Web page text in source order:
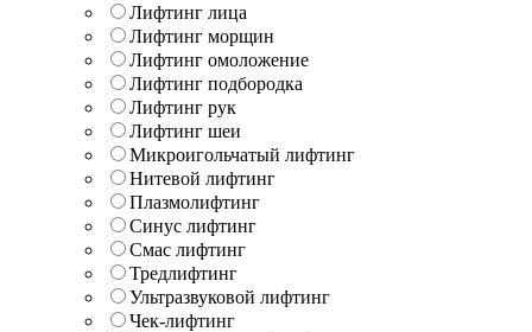
Лифтинг лица
Лифтинг морщин
Лифтинг омоложение
Лифтинг подбородка
Лифтинг рук
Лифтинг шеи
Микроигольчатый лифтинг
Нитевой лифтинг
Плазмолифтинг
Синус лифтинг
Смас лифтинг
Тредлифтинг
Ультразвуковой лифтинг
Чек-лифтинг